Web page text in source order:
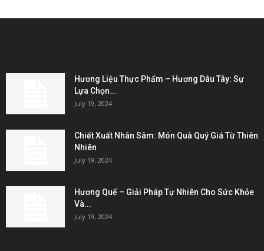
Hương Liệu Thực Phẩm – Hương Dâu Tây: Sự
Lựa Chọn...
July 19, 2024
Chiết Xuất Nhân Sâm: Món Quà Quý Giá Từ Thiên
Nhiên
July 19, 2024
Hương Quế – Giải Pháp Tự Nhiên Cho Sức Khỏe
Và...
July 19, 2024